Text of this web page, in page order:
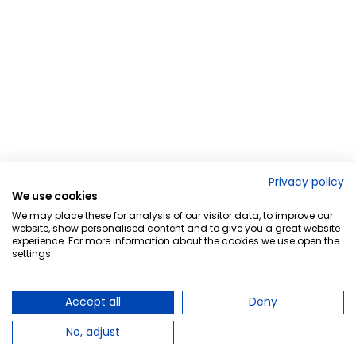
Privacy policy
We use cookies
We may place these for analysis of our visitor data, to improve our
website, show personalised content and to give you a great website
experience. For more information about the cookies we use open the
settings.
Accept all
Deny
No, adjust